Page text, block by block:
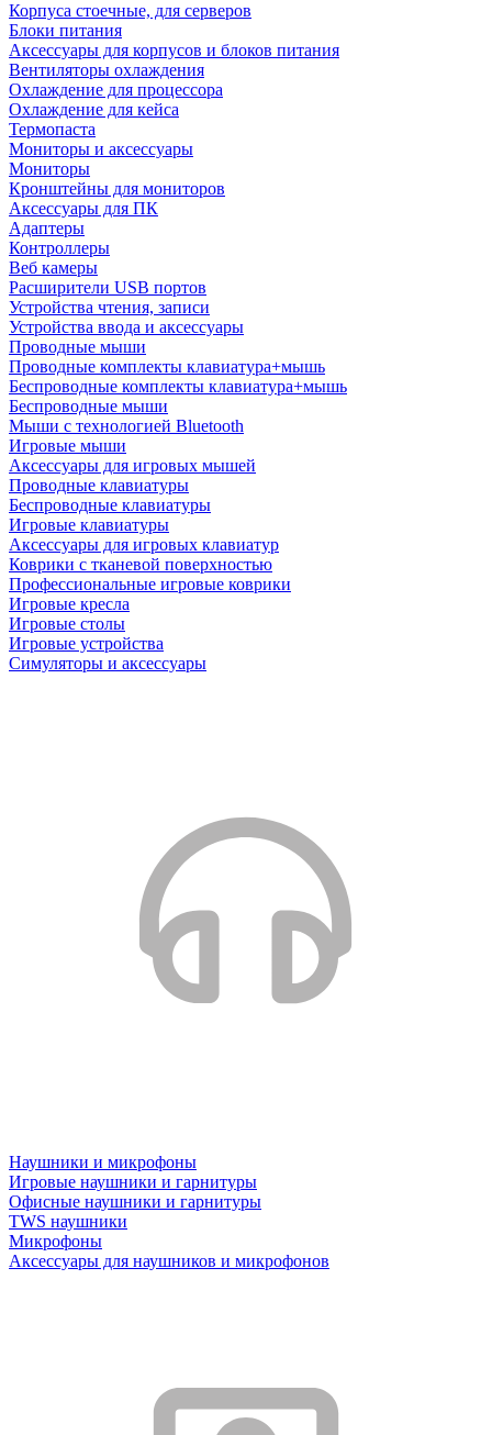
Корпуса стоечные, для серверов
Блоки питания
Аксессуары для корпусов и блоков питания
Вентиляторы охлаждения
Охлаждение для процессора
Охлаждение для кейса
Термопаста
Мониторы и аксессуары
Мониторы
Кронштейны для мониторов
Аксессуары для ПК
Адаптеры
Контроллеры
Веб камеры
Расширители USB портов
Устройства чтения, записи
Устройства ввода и аксессуары
Проводные мыши
Проводные комплекты клавиатура+мышь
Беспроводные комплекты клавиатура+мышь
Беспроводные мыши
Мыши с технологией Bluetooth
Игровые мыши
Аксессуары для игровых мышей
Проводные клавиатуры
Беспроводные клавиатуры
Игровые клавиатуры
Аксессуары для игровых клавиатур
Коврики с тканевой поверхностью
Профессиональные игровые коврики
Игровые кресла
Игровые столы
Игровые устройства
Симуляторы и аксессуары
Наушники и микрофоны
Игровые наушники и гарнитуры
Офисные наушники и гарнитуры
TWS наушники
Микрофоны
Аксессуары для наушников и микрофонов